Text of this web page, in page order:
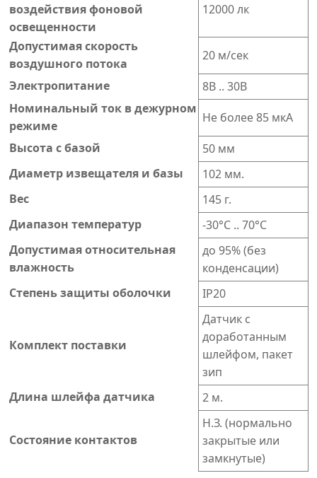
воздействия фоновой
освещенности
12000 лк
Допустимая скорость
воздушного потока
20 м/сек
Электропитание
8В .. 30В
Номинальный ток в дежурном
режиме
Не более 85 мкА
Высота с базой
50 мм
Диаметр извещателя и базы
102 мм.
Вес
145 г.
Диапазон температур
-30°C .. 70°C
Допустимая относительная
влажность
до 95% (без
конденсации)
Степень защиты оболочки
IP20
Комплект поставки
Датчик с
доработанным
шлейфом, пакет
зип
Длина шлейфа датчика
2 м.
Состояние контактов
Н.З. (нормально
закрытые или
замкнутые)